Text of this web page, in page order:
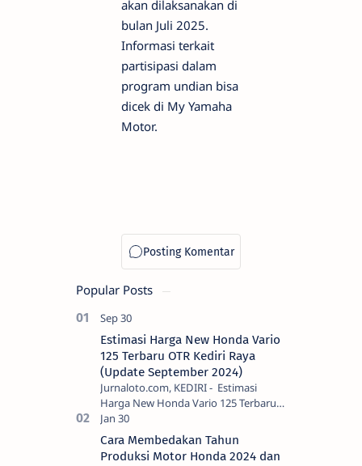
akan dilaksanakan di
bulan Juli 2025.
Informasi terkait
partisipasi dalam
program undian bisa
dicek di My Yamaha
Motor.
Popular Posts
Estimasi Harga New Honda Vario
125 Terbaru OTR Kediri Raya
(Update September 2024)
Jurnaloto.com, KEDIRI - Estimasi
Harga New Honda Vario 125 Terbaru
OTR Kediri Raya (Update September
2024) Brosis sekalian, PT Astra Honda
Motor (AH…
Cara Membedakan Tahun
Produksi Motor Honda 2024 dan